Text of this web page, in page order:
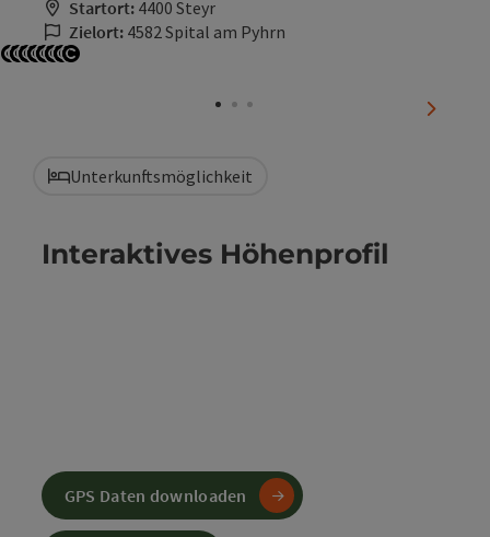
Startort: 4400 Steyr
Zielort: 4582 Spital am Pyhrn
Unterkunftsmöglichkeit
Interaktives Höhenprofil
GPS Daten downloaden